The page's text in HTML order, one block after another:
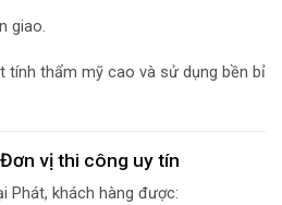
giao.
tính thẩm mỹ cao và sử dụng bền bỉ
vị thi công uy tín
Phát, khách hàng được: